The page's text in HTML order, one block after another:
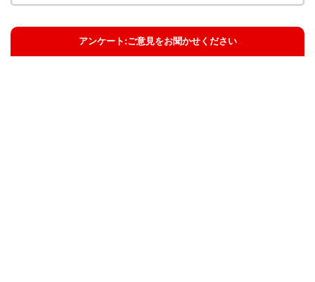
アンケート:ご意見をお聞かせください